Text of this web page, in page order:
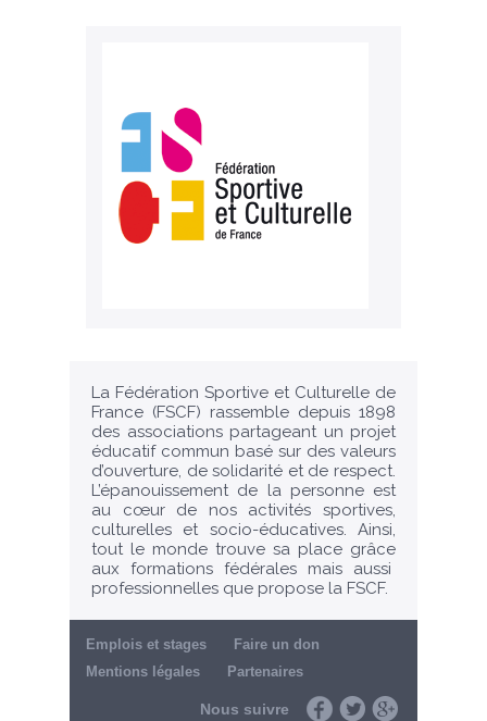
La Fédération Sportive et Culturelle de
France (FSCF) rassemble depuis 1898
des associations partageant un projet
éducatif commun basé sur des valeurs
d’ouverture, de solidarité et de respect.
L’épanouissement de la personne est
au cœur de nos activités sportives,
culturelles et socio-éducatives. Ainsi,
tout le monde trouve sa place grâce
aux formations fédérales mais aussi
professionnelles que propose la FSCF.
Emplois et stages
Faire un don
Mentions légales
Partenaires
Nous suivre